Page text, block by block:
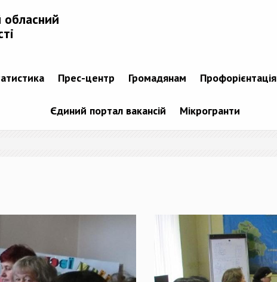
обласний
Прес-центр Громадянам Профорієнтація
Єдиний портал вакансій Мікрогранти